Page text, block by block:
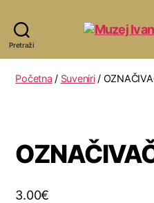
Pretraži
Početna / Suveniri/
3.00€